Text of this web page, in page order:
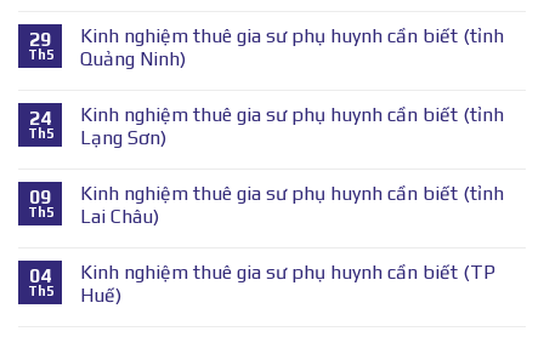
29
Th5
Kinh nghiệm thuê gia sư phụ huynh cần biết (tỉnh
Quảng Ninh)
24
Th5
Kinh nghiệm thuê gia sư phụ huynh cần biết (tỉnh
Lạng Sơn)
09
Th5
Kinh nghiệm thuê gia sư phụ huynh cần biết (tỉnh
Lai Châu)
04
Th5
Kinh nghiệm thuê gia sư phụ huynh cần biết (TP
Huế)